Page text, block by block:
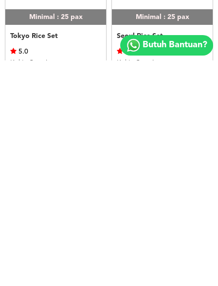
2018
FOODSPOT.CO.ID
Minimal : 25 pax
Tokyo Rice Set
5.0
Kek's Catering
Minimal : 25 pax
Seoul Rice Set
5.0
Kek's Catering
Butuh Bantuan?